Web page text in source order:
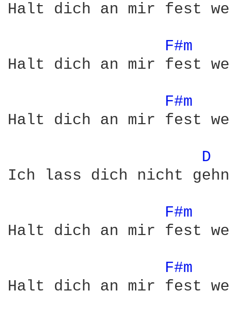
Halt dich an mir fest
F#m
Halt dich an mir fest
F#m
Halt dich an mir fest
D
Ich lass dich nicht gehn
F#m
Halt dich an mir fest
F#m
Halt dich an mir fest